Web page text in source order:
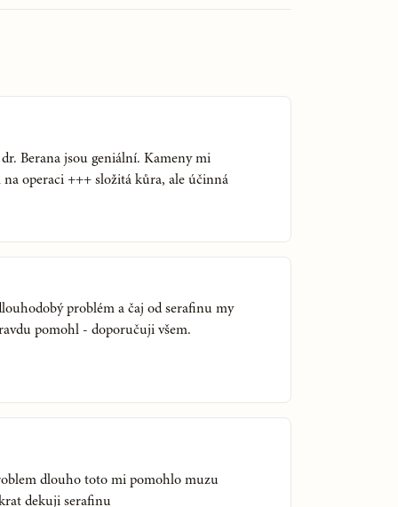
Berana jsou geniální. Kameny mi
na operaci +++ složitá kůra, ale účinná
problém a čaj od serafinu my
pomohl - doporučuji všem.
dlouho toto mi pomohlo muzu
dekuji serafinu